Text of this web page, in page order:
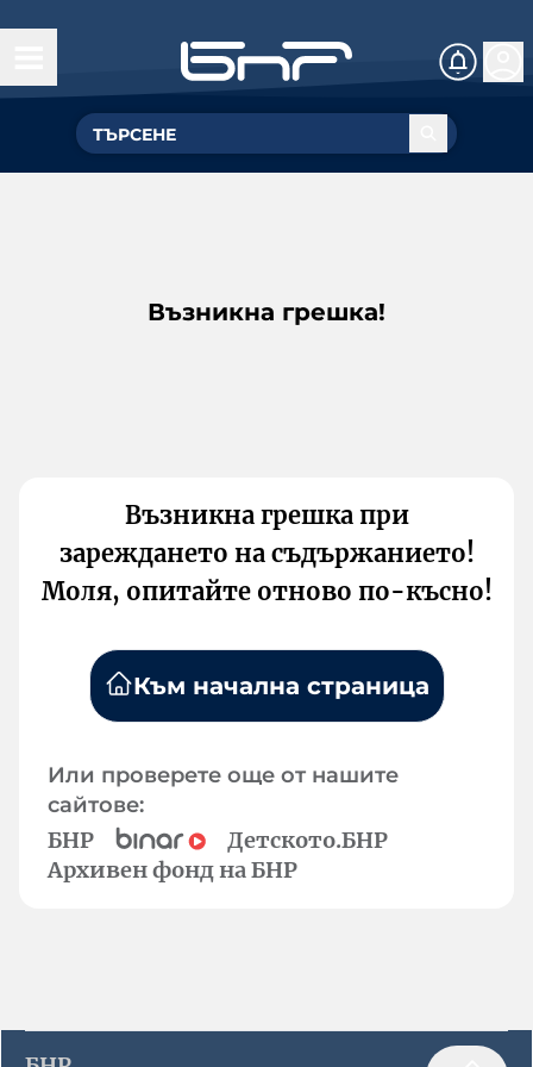
Възникна грешка!
Възникна грешка при
зареждането на съдържанието!
Моля, опитайте отново по-късно!
Към начална страница
Или проверете още от нашите
сайтове:
БНР
Детското.БНР
Архивен фонд на БНР